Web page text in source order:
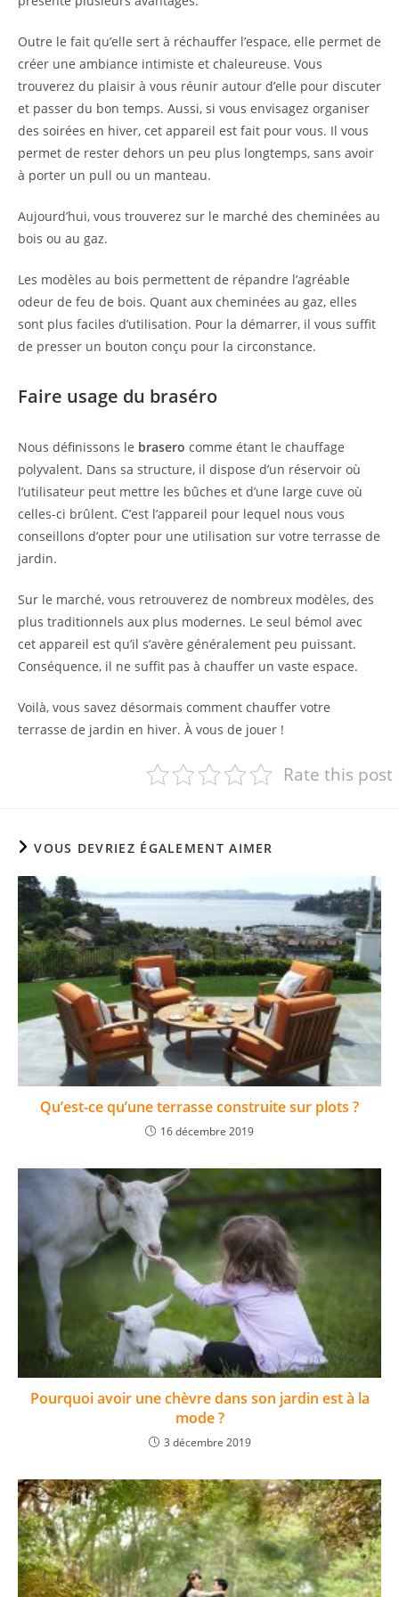
Outre le fait qu’elle sert à réchauffer l’espace, elle permet de
créer une ambiance intimiste et chaleureuse. Vous
trouverez du plaisir à vous réunir autour d’elle pour discuter
et passer du bon temps. Aussi, si vous envisagez organiser
des soirées en hiver, cet appareil est fait pour vous. Il vous
permet de rester dehors un peu plus longtemps, sans avoir
à porter un pull ou un manteau.
Aujourd’hui, vous trouverez sur le marché des cheminées au
bois ou au gaz.
Les modèles au bois permettent de répandre l’agréable
odeur de feu de bois. Quant aux cheminées au gaz, elles
sont plus faciles d’utilisation. Pour la démarrer, il vous suffit
de presser un bouton conçu pour la circonstance.
Faire usage du braséro
Nous définissons le brasero comme étant le chauffage
polyvalent. Dans sa structure, il dispose d’un réservoir où
l’utilisateur peut mettre les bûches et d’une large cuve où
celles-ci brûlent. C’est l’appareil pour lequel nous vous
conseillons d’opter pour une utilisation sur votre terrasse de
jardin.
Sur le marché, vous retrouverez de nombreux modèles, des
plus traditionnels aux plus modernes. Le seul bémol avec
cet appareil est qu’il s’avère généralement peu puissant.
Conséquence, il ne suffit pas à chauffer un vaste espace.
Voilà, vous savez désormais comment chauffer votre
terrasse de jardin en hiver. À vous de jouer !
Rate this post
VOUS DEVRIEZ ÉGALEMENT AIMER
Qu’est-ce qu’une terrasse construite sur plots ?
16 décembre 2019
Pourquoi avoir une chèvre dans son jardin est à la
mode ?
3 décembre 2019